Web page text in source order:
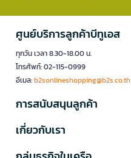
ศูนย์บริการลูกค้าบีทูเอส
ทุกวัน เวลา 8.30-18.00 น.
โทรศัพท์: 02-115-0999
อีเมล:b2sonlineshopping@b2s.co.th
การสนับสนุนลูกค้า
เกี่ยวกับเรา